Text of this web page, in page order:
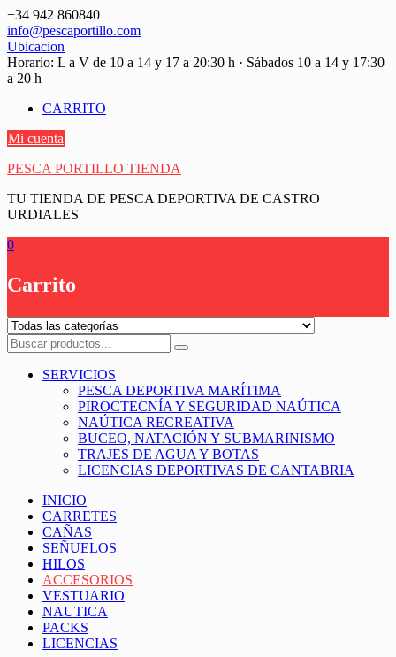
Saltar
contenido
+34 942 860840
info@pescaportillo.com
Ubicacion
Horario: L a V de 10 a 14 y 17 a 20:30 h · Sábados 10 a 14 y 17:30
a 20 h
CARRITO
Mi cuenta
PESCA PORTILLO TIENDA
TU TIENDA DE PESCA DEPORTIVA DE CASTRO
URDIALES
0
Carrito
SERVICIOS
PESCA DEPORTIVA MARÍTIMA
PIROCTECNÍA Y SEGURIDAD NAÚTICA
NAÚTICA RECREATIVA
BUCEO, NATACIÓN Y SUBMARINISMO
TRAJES DE AGUA Y BOTAS
LICENCIAS DEPORTIVAS DE CANTABRIA
INICIO
CARRETES
CAÑAS
SEÑUELOS
HILOS
ACCESORIOS
VESTUARIO
NAUTICA
PACKS
LICENCIAS